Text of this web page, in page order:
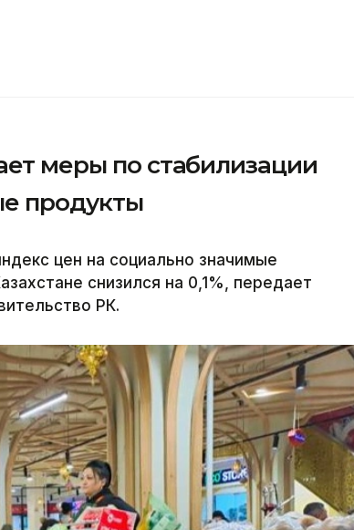
меры по стабилизации
продукты
цен на социально значимые
снизился на 0,1%, передает
РК.